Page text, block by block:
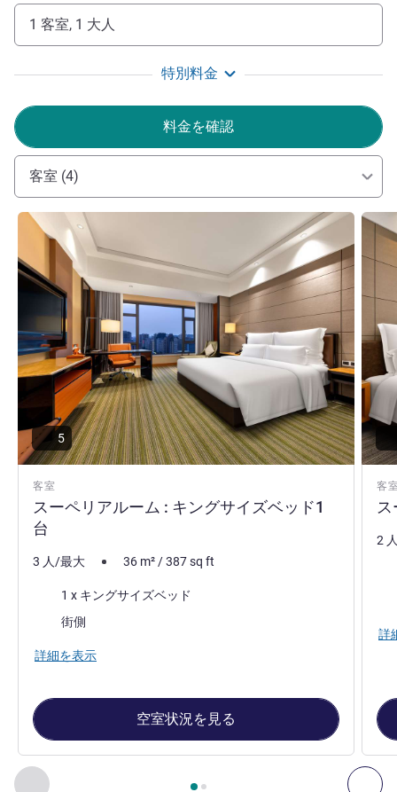
1 客室, 1 大人
特別料金
料金を確認
客室 (4)
前に戻る - 客室 次
2 ページ中 , 客室 1 : スーペリアルーム : キングサ
客室
スーペリアルーム : キングサイズベッド1
台
詳細を表示
5
3 人/最大 36 m²/387sq ft
1 x キングサイズベッド
ビュー:街側
詳細を表示
空室状況を見る
客
詳細
2
詳